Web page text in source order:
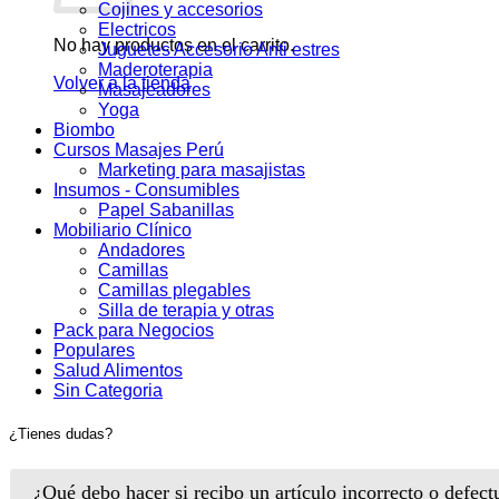
No hay productos en el carrito.
Volver a la tienda
Cojines y accesorios
Electricos
Juguetes Accesorio Anti estres
Maderoterapia
Masajeadores
Yoga
Biombo
Cursos Masajes Perú
Marketing para masajistas
Insumos - Consumibles
Papel Sabanillas
Mobiliario Clínico
Andadores
Camillas
Camillas plegables
Silla de terapia y otras
Pack para Negocios
Populares
Salud Alimentos
Sin Categoria
¿Tienes dudas?
¿Qué debo hacer si recibo un artículo incorrecto o